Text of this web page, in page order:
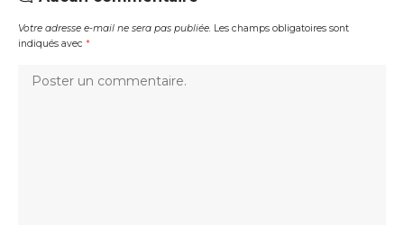
Votre adresse e-mail ne sera pas publiée. Les champs obligatoires sont
indiqués avec *